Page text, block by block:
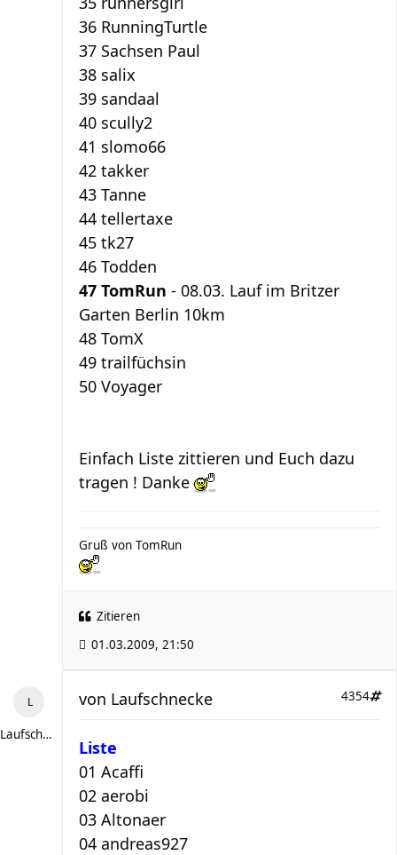
36 RunningTurtle
37 Sachsen Paul
38 salix
39 sandaal
40 scully2
41 slomo66
42 takker
43 Tanne
44 tellertaxe
45 tk27
46 Todden
47 TomRun - 08.03. Lauf im Britzer
Garten Berlin 10km
48 TomX
49 trailfüchsin
50 Voyager
Einfach Liste zittieren und Euch dazu
tragen ! Danke
Gruß von TomRun
Zitieren
01.03.2009, 21:50
Laufschnecke
4354
von Laufschnecke
Liste
01 Acaffi
02 aerobi
03 Altonaer
04 andreas927